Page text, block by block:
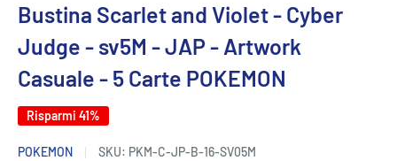
Bustina Scarlet and Violet - Cyber
Judge - sv5M - JAP - Artwork
Casuale - 5 Carte POKEMON
Risparmi 41%
POKEMON SKU: PKM-C-JP-B-16-SV05M